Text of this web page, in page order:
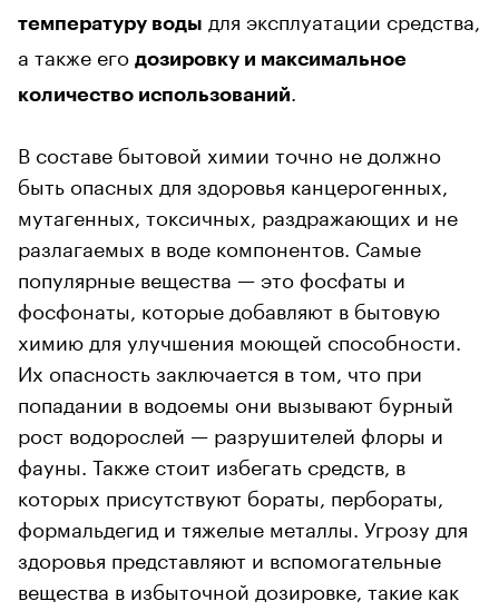
температуру воды для эксплуатации средства,
а также его дозировку и максимальное
количество использований
В составе бытовой химии точно не должно
быть опасных для здоровья канцерогенных,
мутагенных, токсичных, раздражающих и не
разлагаемых в воде компонентов. Самые
популярные вещества — это фосфаты и
фосфонаты, которые добавляют в бытовую
химию для улучшения моющей способности.
Их опасность заключается в том, что при
попадании в водоемы они вызывают бурный
рост водорослей — разрушителей флоры и
фауны. Также стоит избегать средств, в
которых присутствуют бораты, пербораты,
формальдегид и тяжелые металлы. Угрозу для
здоровья представляют и вспомогательные
вещества в избыточной дозировке, такие как